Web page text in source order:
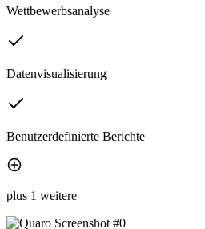
Wettbewerbsanalyse
Datenvisualisierung
Benutzerdefinierte Berichte
plus 1 weitere